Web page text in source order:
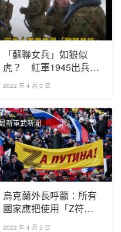
「蘇聯女兵」如狼似
虎？ 紅軍1945出兵東
北還曾性侵男人？
2022 年 4 月 3 日
新軍武新聞
烏克蘭外長呼籲：所有
國家應把使用「Z符
號」 視為犯罪行為
2022 年 4 月 3 日